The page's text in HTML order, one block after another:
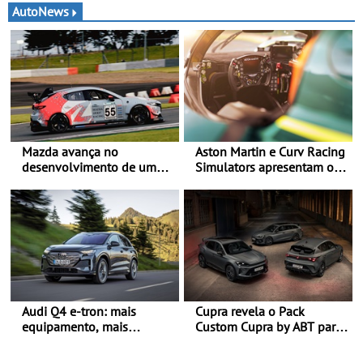
AutoNews
Mazda avança no
desenvolvimento de um
captura de CO₂ -
Demonstração com sucesso
do armazenamento de CO₂
em testes da Super Taikyu
Series
Aston Martin e Curv Racing
Simulators apresentam o
Edition - Simulador celebra
os Aston Martin Valkyrie
que competem em Le Mans
Audi Q4 e-tron: mais
equipamento, mais
Cupra revela o Pack
Custom Cupra by ABT para